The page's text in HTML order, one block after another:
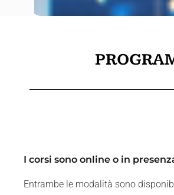
I corsi sono online o in
Entrambe le modalità sono